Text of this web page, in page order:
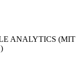
ANALYTICS (MIT